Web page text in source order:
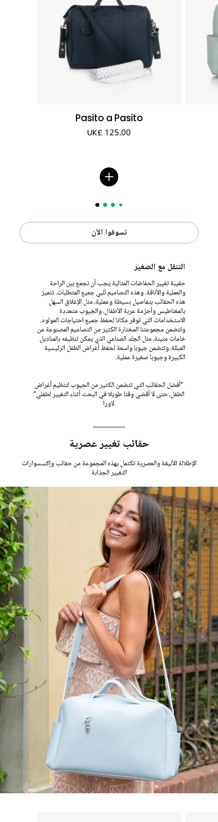
Pasito a Pasito
UK£ 125.00
تسوقوا الآن
التنقل مع الصغير
حقيبة تغيير الحفاضات المثالية يجب أن تجمع بين الراحة
والعملية والأناقة. وهذه التصاميم تُلبي جميع المتطلبات. تتميز
هذه الحقائب بتفاصيل بسيطة وعملية، مثل الإغلاق السهل
بالمغناطيس وأحزمة عربة الأطفال، والجيوب متعددة
الاستخدامات التي توفر مكانا لحفظ جميع احتياجات المولود.
وتتضمن مجموعتنا المختارة الكثير من التصاميم المصنوعة من
خامات متينة، مثل الجلد الصناعي الذي يمكن تنظيفه بالمناديل
المبللة، وتتضمن جيوبا واسعة لحفظ أغراض الطفل الرئيسية
الكبيرة وجيوبا صغيرة عملية.
"أفضل الحقائب التي تتضمن الكثير من الجيوب لتنظيم أغراض
الطفل، حتى لا أقضي وقتا طويلا في البحث أثناء التغيير لطفلي"
لاورا
حقائب تغيير عصرية
الإطلالة الأنيقة والعصرية تكتمل بهذه المجموعة من حقائب وإكسسوارات
التغيير الجذابة